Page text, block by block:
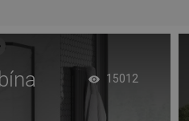
15012